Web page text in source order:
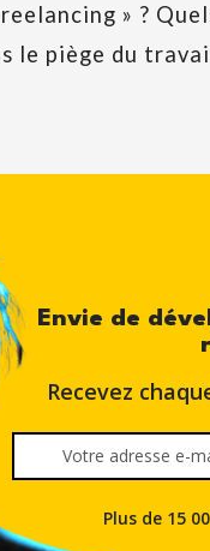
» ?
le piège du
Envie de
Recevez
Plus de 15